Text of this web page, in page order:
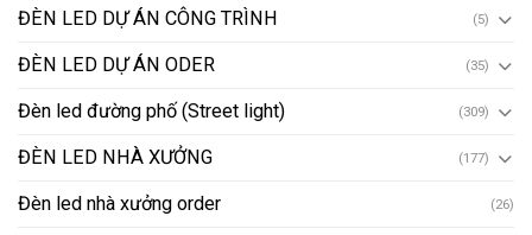
ĐÈN LED DỰ ÁN CÔNG TRÌNH (5)
ĐÈN LED DỰ ÁN ODER (35)
Đèn led đường phố (Street light) (309)
ĐÈN LED NHÀ XƯỞNG (177)
Đèn led nhà xưởng order (26)